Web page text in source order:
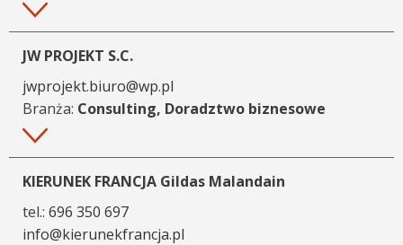
Więcej
JW PROJEKT S.C.
jwprojekt.biuro@wp.pl
Branża: Consulting, Doradztwo biznesowe
Więcej
KIERUNEK FRANCJA Gildas Malandain
tel.: 696 350 697
info@kierunekfrancja.pl